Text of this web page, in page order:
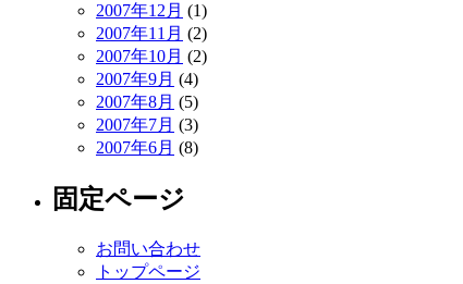
2007年12月 (1)
2007年11月 (2)
2007年10月 (2)
2007年9月 (4)
2007年8月 (5)
2007年7月 (3)
2007年6月 (8)
固定ページ
お問い合わせ
トップページ